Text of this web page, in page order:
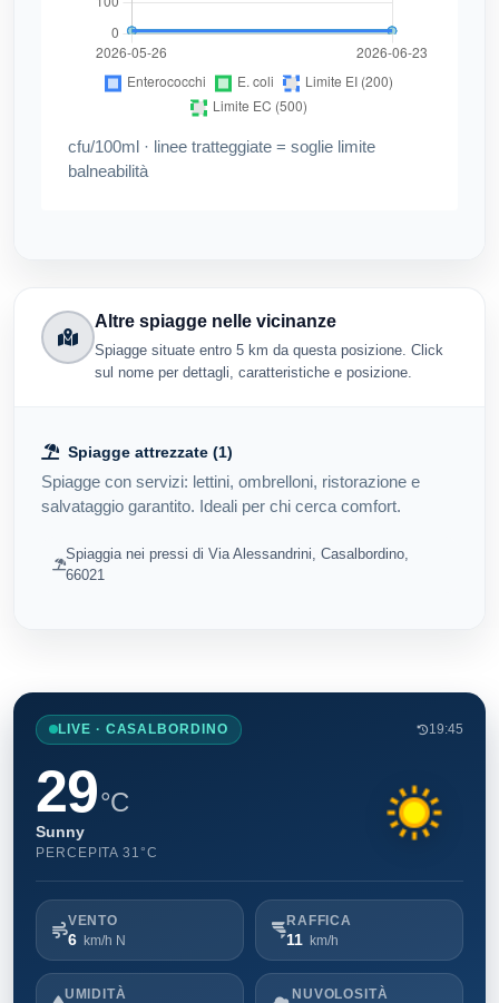
cfu/100ml · linee tratteggiate = soglie limite
balneabilità
Altre spiagge nelle vicinanze
Spiagge situate entro 5 km da questa posizione. Click
sul nome per dettagli, caratteristiche e posizione.
Spiagge attrezzate (1)
Spiagge con servizi: lettini, ombrelloni, ristorazione e
salvataggio garantito. Ideali per chi cerca comfort.
Spiaggia nei pressi di Via Alessandrini, Casalbordino,
66021
LIVE · CASALBORDINO 19:45
29°C
Sunny
PERCEPITA 31°C
VENTO
6 km/h N
RAFFICA
11 km/h
UMIDITÀ NUVOLOSITÀ